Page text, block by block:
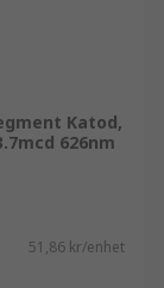
Katod,
626nm
51,86 kr/enhet